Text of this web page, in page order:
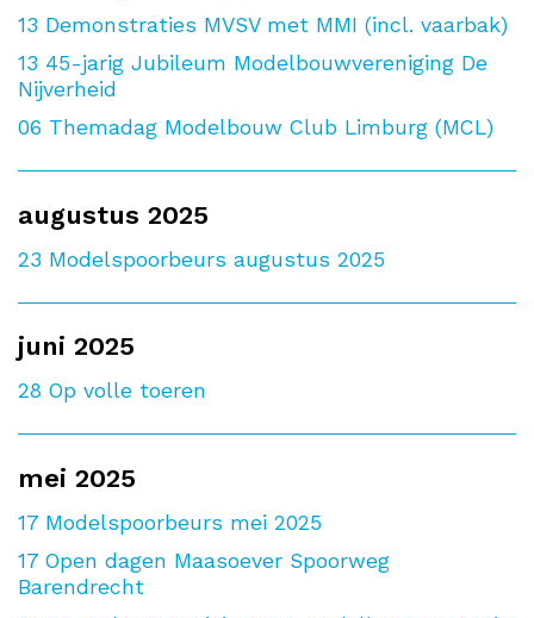
13 Demonstraties MVSV met MMI (incl. vaarbak)
13 45-jarig Jubileum Modelbouwvereniging De
Nijverheid
06 Themadag Modelbouw Club Limburg (MCL)
augustus 2025
23 Modelspoorbeurs augustus 2025
juni 2025
28 Op volle toeren
mei 2025
17 Modelspoorbeurs mei 2025
17 Open dagen Maasoever Spoorweg
Barendrecht